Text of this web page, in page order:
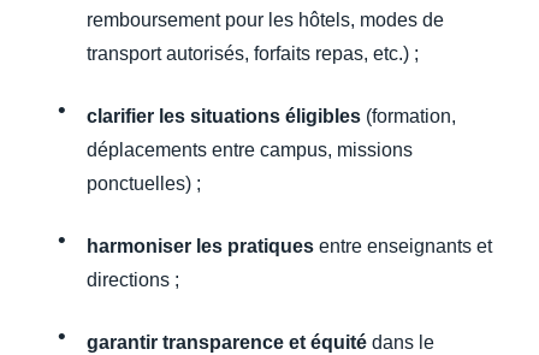
remboursement pour les hôtels, modes de
transport autorisés, forfaits repas, etc.) ;
clarifier les situations éligibles (formation,
déplacements entre campus, missions
ponctuelles) ;
harmoniser les pratiques entre enseignants et
directions ;
garantir transparence et équité dans le